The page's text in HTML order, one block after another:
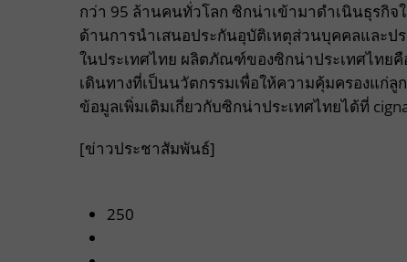
กว่า 95 ล้านคนทั่วโลก ซิกน่าเข้ามาดำเนินธุรกิ
ด้านการนำเสนอประกันอุบัติเหตุส่วนบุคคลและป
ในประเทศไทย ผลิตภัณฑ์ของซิกน่าประเทศไทย
เดินทางที่เป็นนวัตกรรมเพื่อให้ความคุ้มครองแก่
ข้อมูลเพิ่มเติมเกี่ยวกับซิกน่าประเทศไทยได้ที่
[ข่าวประชาสัมพันธ์]
250